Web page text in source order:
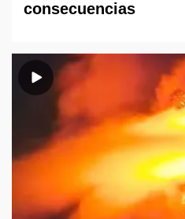
consecuencias